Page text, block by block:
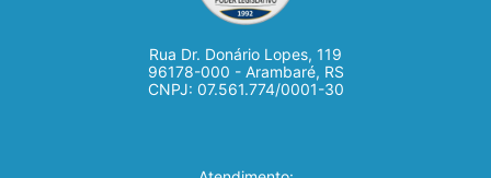
Rua Dr. Donário Lopes, 119
96178-000 - Arambaré, RS
CNPJ: 07.561.774/0001-30